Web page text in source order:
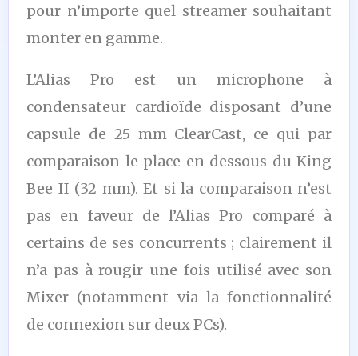
pour n’importe quel streamer souhaitant
monter en gamme.
L’Alias Pro est un microphone à
condensateur cardioïde disposant d’une
capsule de 25 mm ClearCast, ce qui par
comparaison le place en dessous du King
Bee II (32 mm). Et si la comparaison n’est
pas en faveur de l’Alias Pro comparé à
certains de ses concurrents ; clairement il
n’a pas à rougir une fois utilisé avec son
Mixer (notamment via la fonctionnalité
de connexion sur deux PCs).